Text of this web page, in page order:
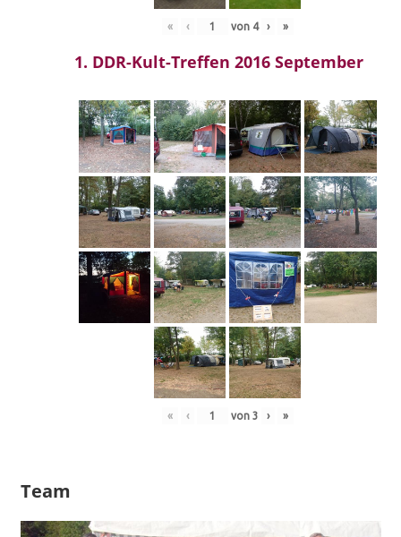
« ‹ von 4 › »
1. DDR-Kult-Treffen 2016 September
« ‹ von 3 › »
Team